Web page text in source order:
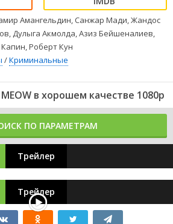
Амангельдин, Санжар Мади, Жандос
Дулыга Акмолда, Азиз Бейшеналиев,
Роберт Кун
/Криминальные
в хорошем качестве 1080p
ПО ПАРАМЕТРАМ
Трейлер
Трейлер